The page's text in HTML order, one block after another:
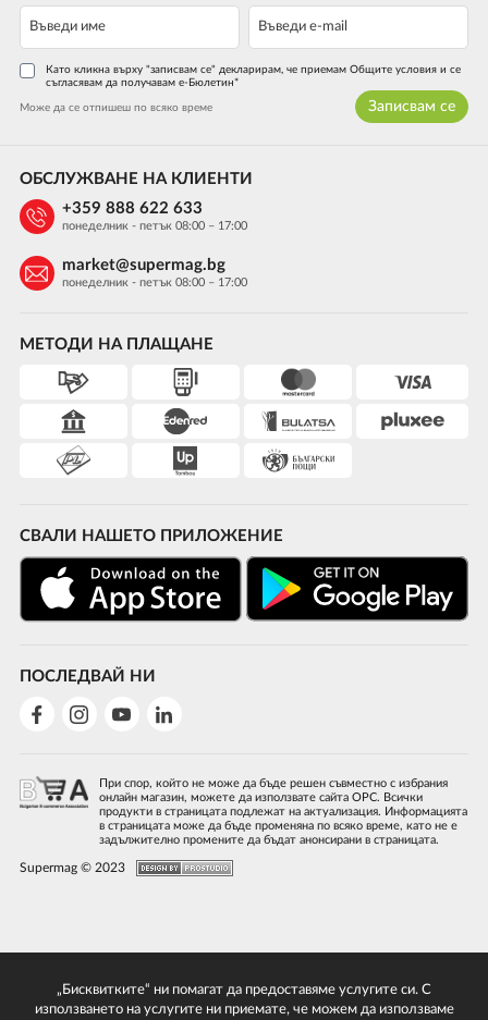
Като кликна върху "записвам се" декларирам, че приемам Общите условия и се
съгласявам да получавам е-Бюлетин*
Може да се отпишеш по всяко време Записвам се
МЕТОДИ НА ПЛАЩАНЕ
СВАЛИ НАШЕТО ПРИЛОЖЕНИЕ
ПОСЛЕДВАЙ НИ
ОБСЛУЖВАНЕ НА КЛИЕНТИ
+359 888 622 633
понеделник - петък 08:00 – 17:00
market@supermag.bg
понеделник - петък 08:00 – 17:00
При спор, който не може да бъде решен съвместно с избрания
онлайн магазин, можете да използвате сайта ОРС. Всички
продукти в страницата подлежат на актуализация. Информацията
в страницата може да бъде променяна по всяко време, като не е
задължително промените да бъдат анонсирани в страницата.
Supermag © 2023
„Бисквитките“ ни помагат да предоставяме услугите си. С
използването на услугите ни приемате, че можем да използваме